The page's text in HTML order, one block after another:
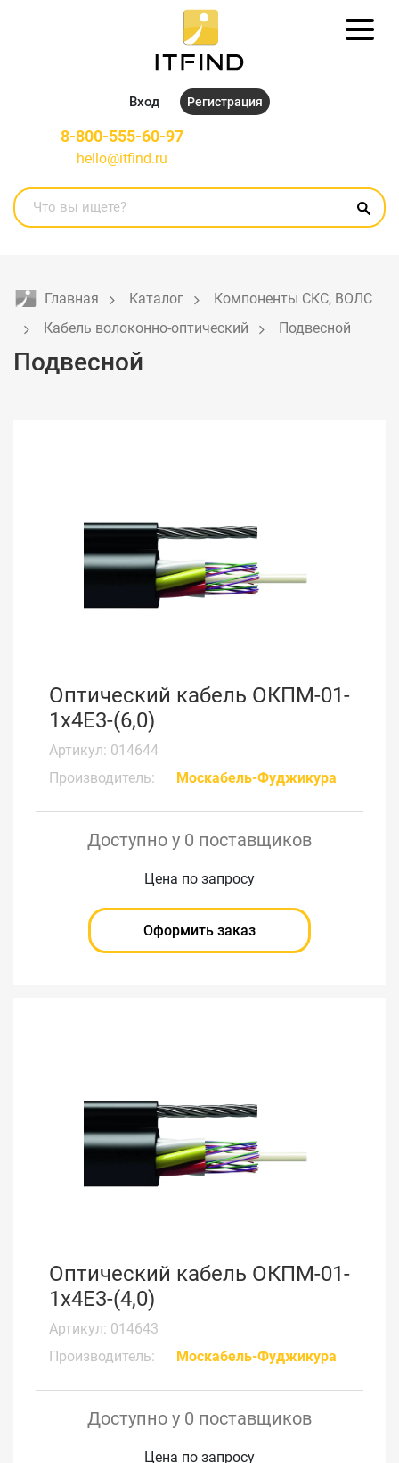
Вход Регистрация
8-800-555-60-97
hello@itfind.ru
Главная Каталог
Компоненты СКС, ВОЛС
Кабель волоконно-оптический
Подвесной
Подвесной
Оптический кабель ОКПМ-01-
1х4Е3-(6,0)
Артикул: 014644
Производитель:
Москабель-Фуджикура
Доступно у 0 поставщиков
Цена по запросу
Оформить заказ
Оптический кабель ОКПМ-01-
1х4Е3-(4,0)
Артикул: 014643
Производитель:
Москабель-Фуджикура
Доступно у 0 поставщиков
Цена по запросу